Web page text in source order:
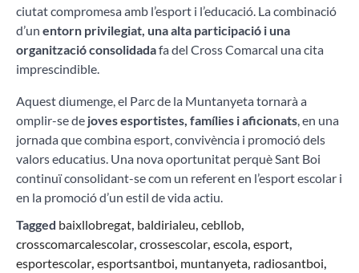
ciutat compromesa amb l’esport i l’educació. La combinació
d’un entorn privilegiat, una alta participació i una
organització consolidadafa del Cross Comarcal una cita
imprescindible.
Aquest diumenge, el Parc de la Muntanyeta tornarà a
omplir-se de joves esportistes, famílies i aficionats , en una
jornada que combina esport, convivència i promoció dels
valors educatius. Una nova oportunitat perquè Sant Boi
continuï consolidant-se com un referent en l’esport escolar i
en la promoció d’un estil de vida actiu.
Tagged baixllobregat baldirialeu cebllob
crosscomarcalescolar crossescolar escola esport
esportescolar esportsantboi muntanyeta radiosantboi